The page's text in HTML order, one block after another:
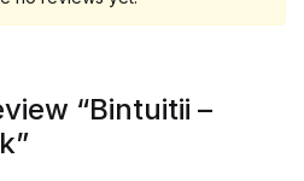
“Bintuitii –